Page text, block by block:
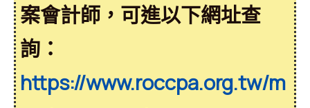
案會計師，可進以下網址查
詢：
https://www.roccpa.org.tw/m